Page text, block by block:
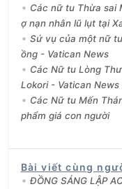
Các nữ tu Thừa sai
ợ nạn nhân lũ lụt tại
Sứ vụ của một nữ
ồng - Vatican News
Các Nữ tu Lòng
Lokori - Vatican News
Các Nữ tu Mến
phẩm giá con người
Bài viết cùng
ĐỒNG SÁNG LẬP